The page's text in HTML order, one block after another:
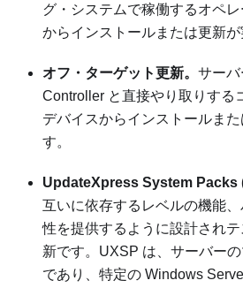
グ・システムで稼働するオペ
からインストールまたは更新が
オフ・ターゲット更新。 サー
Controller と直接やり取りする
デバイスからインストールま
す。
UpdateXpress System Packs
互いに依存するレベルの機能
性を提供するように設計され
新です。UXSP は、サーバー
であり、特定の Windows